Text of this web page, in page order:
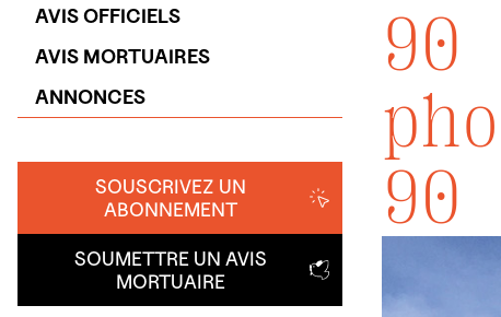
AVIS OFFICIELS
AVIS MORTUAIRES
ANNONCES
SOUSCRIVEZ UN
ABONNEMENT
SOUMETTRE UN AVIS
MORTUAIRE
90
90